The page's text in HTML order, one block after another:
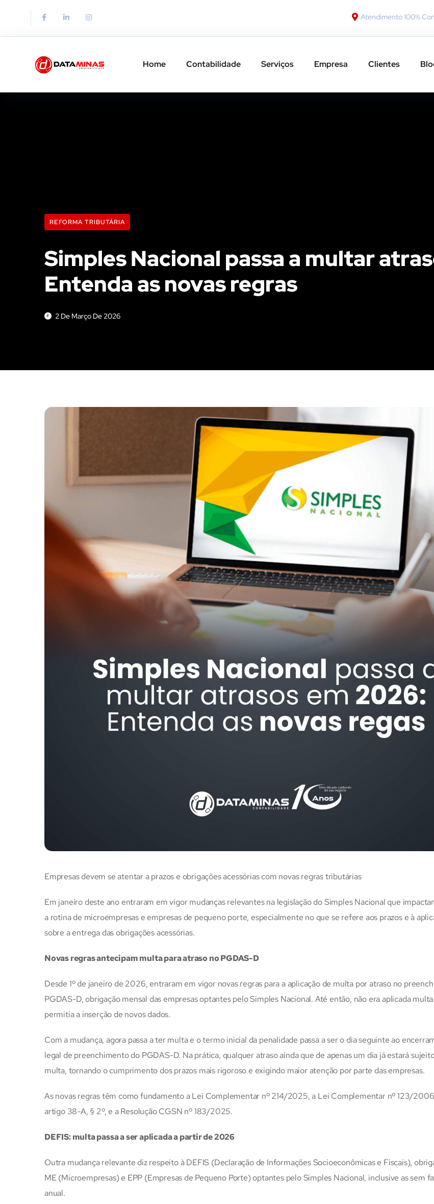
Atendimento 100%
Home Contabilidade Serviços Empresa Clientes
REFORMA TRIBUTÁRIA
Simples Nacional passa a multar
Entenda as novas regras
2 De Março De 2026
Empresas devem se atentar a prazos e obrigações acessórias com novas regras tributárias
Em janeiro deste ano entraram em vigor mudanças relevantes na legislação do Simples Nacional que
a rotina de microempresas e empresas de pequeno porte, especialmente no que se refere aos prazos e à
sobre a entrega das obrigações acessórias.
Novas regras antecipam multa para atraso no PGDAS-D
Desde 1º de janeiro de 2026, entraram em vigor novas regras para a aplicação de multa por atraso no
PGDAS-D, obrigação mensal das empresas optantes pelo Simples Nacional. Até então, não era aplicada
permitia a inserção de novos dados.
Com a mudança, agora passa a ter multa e o termo inicial da penalidade passa a ser o dia seguinte ao
legal de preenchimento do PGDAS-D. Na prática, qualquer atraso ainda que de apenas um dia já estará
multa, tornando o cumprimento dos prazos mais rigoroso e exigindo maior atenção por parte das empresas.
As novas regras têm como fundamento a Lei Complementar nº 214/2025, a Lei Complementar nº 123/
artigo 38-A, § 2º, e a Resolução CGSN nº 183/2025.
DEFIS: multa passa a ser aplicada a partir de 2026
Outra mudança relevante diz respeito à DEFIS (Declaração de Informações Socioeconômicas e Fiscais),
ME (Microempresas) e EPP (Empresas de Pequeno Porte) optantes pelo Simples Nacional, inclusive as sem
anual.